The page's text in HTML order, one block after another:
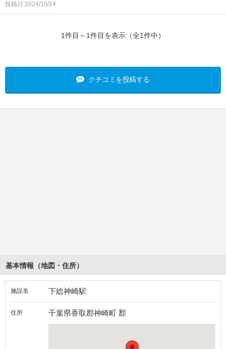
投稿日:2024/10/14
1件目～1件目を表示（全1件中）
クチコミを投稿する
基本情報（地図・住所）
施設名 下総神崎駅
住所 千葉県香取郡神崎町 郡